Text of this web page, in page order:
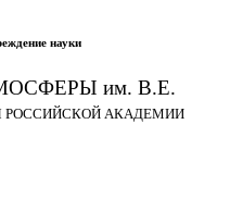
науки
им. В.Е.
РОССИЙСКОЙ АКАДЕМИИ